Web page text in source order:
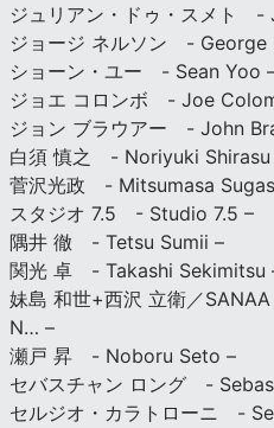
ジュリアン・ドゥ・スメト -
ジョージ ネルソン - George
ショーン・ユー - Sean Yoo
ジョエ コロンボ - Joe
ジョン ブラウアー - John
白須 慎之 - Noriyuki Shirasu
菅沢光政 - Mitsumasa
スタジオ 7.5 - Studio 7.5 –
隅井 徹 - Tetsu Sumii –
関光 卓 - Takashi Sekimitsu
妹島 和世+西沢 立衛／
N… –
瀬戸 昇 - Noboru Seto –
セバスチャン ロング -
セルジオ・カラトローニ -